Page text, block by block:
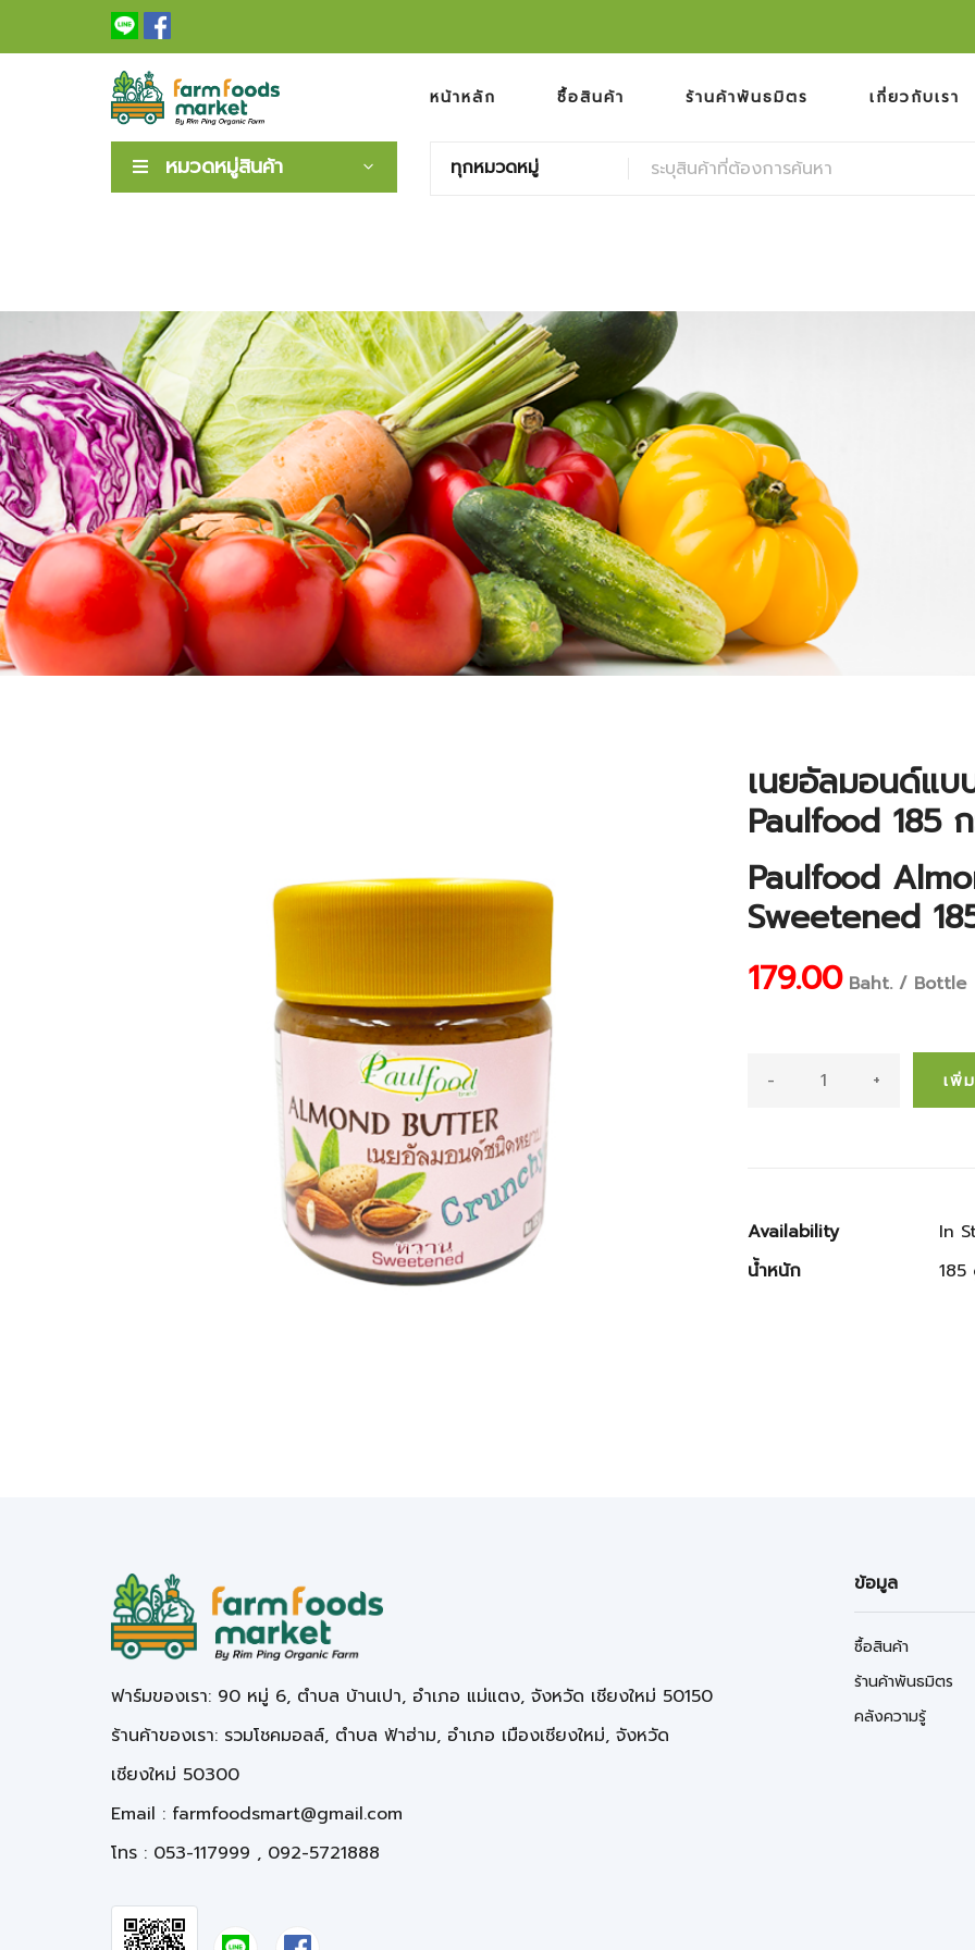
หน้าหลัก ซื้อสินค้า ร้านค้าพันธมิตร เกี่ยวกับเรา
หมวดหมู่สินค้า ทุกหมวดหมู่
เนยอัลมอนด์แบ
Paulfood 185
Paulfood
Sweetened
179.00Baht. / Bottle
- + เพิ่
Availability
In
น้ำหนัก
185
ฟาร์มของเรา: 90 หมู่ 6, ตำบล บ้านเปา, อำเภอ แม่แตง, จังหวัด เชียงใหม่ 50150
ร้านค้าของเรา: รวมโชคมอลล์, ตำบล ฟ้าฮ่าม, อำเภอ เมืองเชียงใหม่, จังหวัด
เชียงใหม่ 50300
Email : farmfoodsmart@gmail.com
โทร : 053-117999 , 092-5721888
ข้อมูล
ซื้อสินค้า
ร้านค้าพันธมิตร
คลังความรู้